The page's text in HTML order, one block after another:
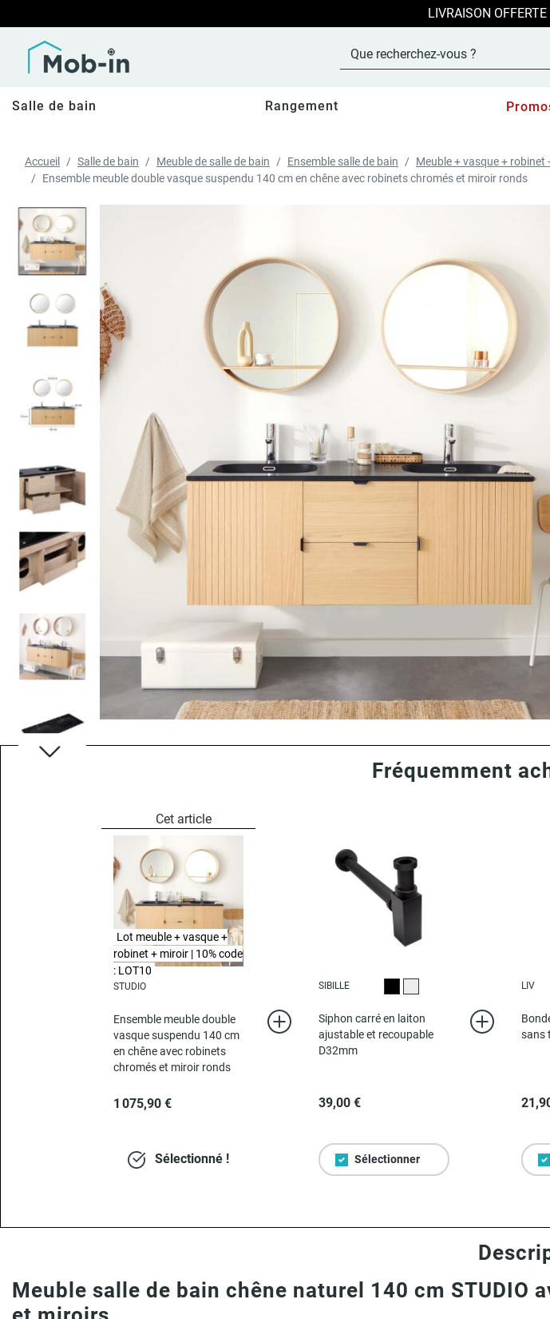
LIVRAISON
Salle de bain Rangement
Accueil Salle de bain Meuble de salle de bain Ensemble salle de bain
Meuble + vasque + robinet
Ensemble meuble double vasque suspendu 140 cm en chêne avec robinets chromés et miroir ronds
Fréquemment
STUDIO
Ensemble meuble double
vasque suspendu 140 cm
en chêne avec robinets
chromés et miroir ronds
1 075,90 €
Sélectionné !
Lot meuble + vasque +
robinet + miroir | 10% code
: LOT10
SIBILLE
NoirChromé
Siphon carré en laiton
ajustable et recoupable
D32mm
39,00 €
Sélectionner
LIV
sans
Meuble salle de bain chêne naturel 140 cm STUDIO